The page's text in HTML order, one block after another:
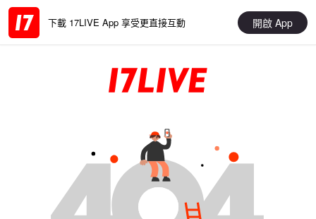
下載 17LIVE App 享受更直接互動 開啟 App